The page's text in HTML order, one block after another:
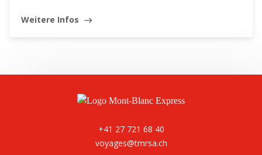
Weitere Infos east
+41 27 721 68 40
voyages@tmrsa.ch